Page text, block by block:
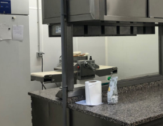
voir le
bien